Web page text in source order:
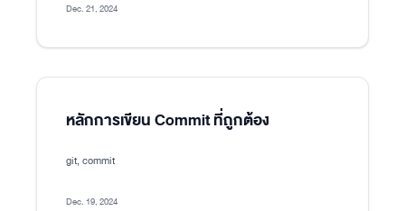
Dec. 21, 2024
หลักการเขียน Commit ที่ถูกต้อง
git, commit
Dec. 19, 2024